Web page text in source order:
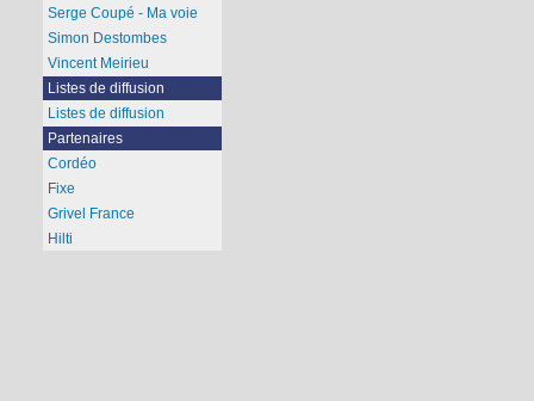
Serge Coupé - Ma voie
Simon Destombes
Vincent Meirieu
Listes de diffusion
Listes de diffusion
Partenaires
Cordéo
Fixe
Grivel France
Hilti